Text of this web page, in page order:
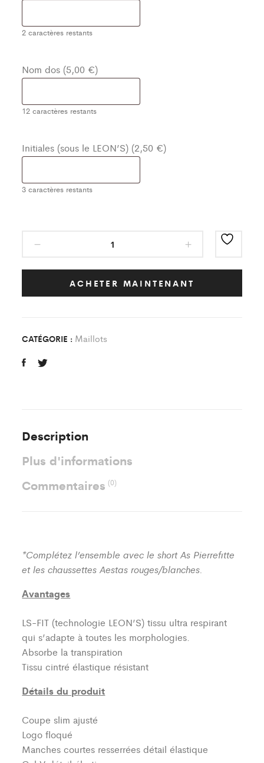
2 caractères restants
Nom dos (5,00 €)
12 caractères restants
Initiales (sous le LEON’S) (2,50 €)
3 caractères restants
Rouge/Blanc
Pierrefitte
ACHETER MAINTENANT
CATÉGORIE : Maillots
Description
Plus d'informations
Commentaires(0)
*Complétez l’ensemble avec le short As Pierrefitte
et les chaussettes Aestas rouges/blanches.
Avantages
LS-FIT (technologie LEON’S)tissu ultra respirant
qui s’adapte à toutes les morphologies.
Absorbe la transpiration
Tissu cintré élastique résistant
Détails du produit
Coupe slim ajusté
Logo floqué
Manches courtes resserrées détail élastique